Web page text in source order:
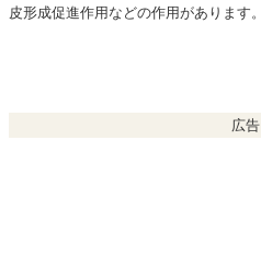
皮形成促進作用などの作用があります。
広告